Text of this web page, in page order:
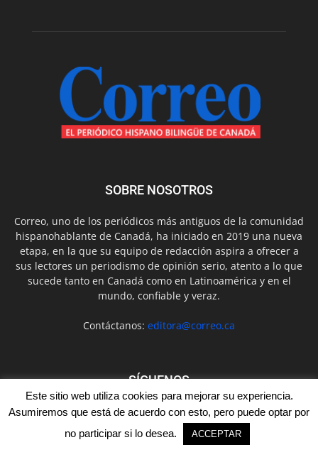
SOBRE NOSOTROS
Correo, uno de los periódicos más antiguos de la comunidad
hispanohablante de Canadá, ha iniciado en 2019 una nueva
etapa, en la que su equipo de redacción aspira a ofrecer a
sus lectores un periodismo de opinión serio, atento a lo que
sucede tanto en Canadá como en Latinoamérica y en el
mundo, confiable y veraz.
Contáctanos: editora@correo.ca
SÍGUENOS
Este sitio web utiliza cookies para mejorar su experiencia.
Asumiremos que está de acuerdo con esto, pero puede optar por
no participar si lo desea.
ACCEPTAR